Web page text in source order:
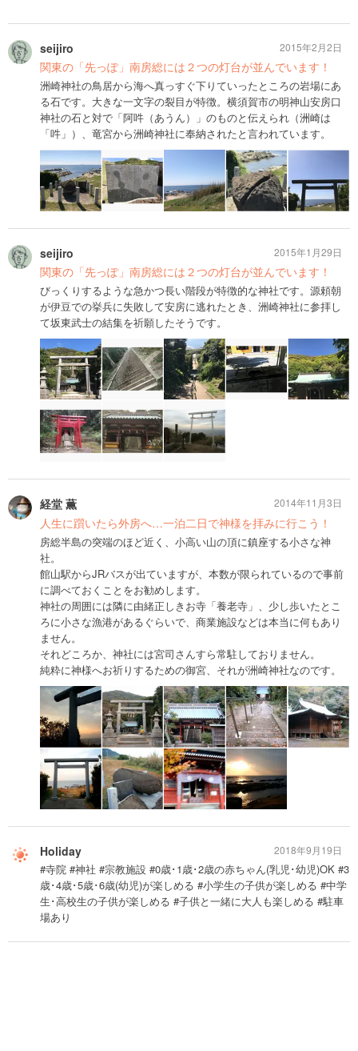
seijiro
関東の「先っぽ」南房総には２つの灯台が並んでいます！
洲崎神社の鳥居から海へ真っすぐ下りていったところの岩場にあ
る石です。大きな一文字の裂目が特徴。横須賀市の明神山安房口
神社の石と対で「阿吽（あうん）」のものと伝えられ（洲崎は
「吽」）、竜宮から洲崎神社に奉納されたと言われています。
2015年2月2日
seijiro
関東の「先っぽ」南房総には２つの灯台が並んでいます！
びっくりするような急かつ長い階段が特徴的な神社です。源頼朝
が伊豆での挙兵に失敗して安房に逃れたとき、洲崎神社に参拝し
て坂東武士の結集を祈願したそうです。
2015年1月29日
経堂 薫
人生に躓いたら外房へ…一泊二日で神様を拝みに行こう！
房総半島の突端のほど近く、小高い山の頂に鎮座する小さな神
社。
館山駅からJRバスが出ていますが、本数が限られているので事前
に調べておくことをお勧めします。
神社の周囲には隣に由緒正しきお寺「養老寺」、少し歩いたとこ
ろに小さな漁港があるぐらいで、商業施設などは本当に何もあり
ません。
それどころか、神社には宮司さんすら常駐しておりません。
純粋に神様へお祈りするための御宮、それが洲崎神社なのです。
2014年11月3日
Holiday
#寺院 #神社 #宗教施設 #0歳･1歳･2歳の赤ちゃん(乳児･幼児)OK #3
歳･4歳･5歳･6歳(幼児)が楽しめる #小学生の子供が楽しめる #中学
生･高校生の子供が楽しめる #子供と一緒に大人も楽しめる #駐車
場あり
2018年9月19日